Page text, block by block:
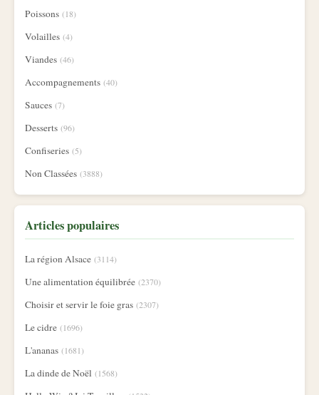
Poissons (18)
Volailles (4)
Viandes (46)
Accompagnements (40)
Sauces (7)
Desserts (96)
Confiseries (5)
Non Classées (3888)
Articles populaires
La région Alsace (3114)
Une alimentation équilibrée (2370)
Choisir et servir le foie gras (2307)
Le cidre (1696)
L'ananas (1681)
La dinde de Noël (1568)